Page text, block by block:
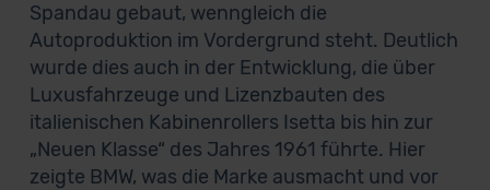
Spandau gebaut, wenngleich die
Autoproduktion im Vordergrund steht. Deutlich
wurde dies auch in der Entwicklung, die über
Luxusfahrzeuge und Lizenzbauten des
italienischen Kabinenrollers Isetta bis hin zur
„Neuen Klasse“ des Jahres 1961 führte. Hier
zeigte BMW, was die Marke ausmacht und vor